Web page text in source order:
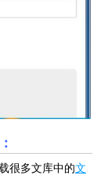
很多文库中的文